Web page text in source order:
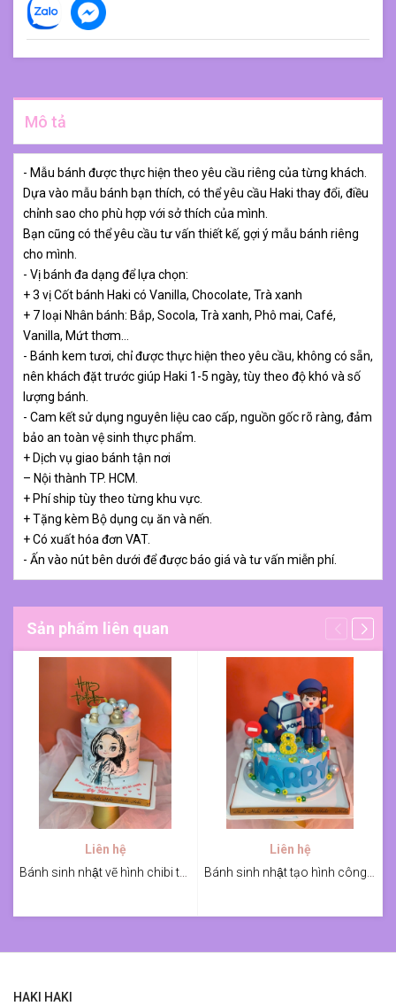
Mô tả
- Mẫu bánh được thực hiện theo yêu cầu riêng của từng khách.
Dựa vào mẫu bánh bạn thích, có thể yêu cầu Haki thay đổi, điều
chỉnh sao cho phù hợp với sở thích của mình.
Bạn cũng có thể yêu cầu tư vấn thiết kế, gợi ý mẫu bánh riêng
cho mình.
- Vị bánh đa dạng để lựa chọn:
+ 3 vị Cốt bánh Haki có Vanilla, Chocolate, Trà xanh
+ 7 loại Nhân bánh: Bắp, Socola, Trà xanh, Phô mai, Café,
Vanilla, Mứt thơm…
- Bánh kem tươi, chỉ được thực hiện theo yêu cầu, không có sẵn,
nên khách đặt trước giúp Haki 1-5 ngày, tùy theo độ khó và số
lượng bánh.
- Cam kết sử dụng nguyên liệu cao cấp, nguồn gốc rõ ràng, đảm
bảo an toàn vệ sinh thực phẩm.
+ Dịch vụ giao bánh tận nơi
– Nội thành TP. HCM.
+ Phí ship tùy theo từng khu vực.
+ Tặng kèm Bộ dụng cụ ăn và nến.
+ Có xuất hóa đơn VAT.
- Ấn vào nút bên dưới để được báo giá và tư vấn miễn phí.
Sản phẩm liên quan
Liên hệ
Liên hệ
HAKI HAKI